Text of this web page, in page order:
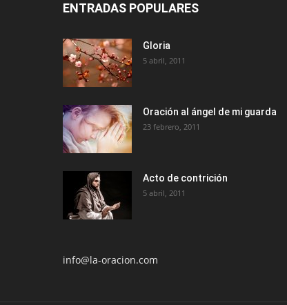
ENTRADAS POPULARES
Gloria
5 abril, 2011
Oración al ángel de mi guarda
23 febrero, 2011
Acto de contrición
5 abril, 2011
info@la-oracion.com